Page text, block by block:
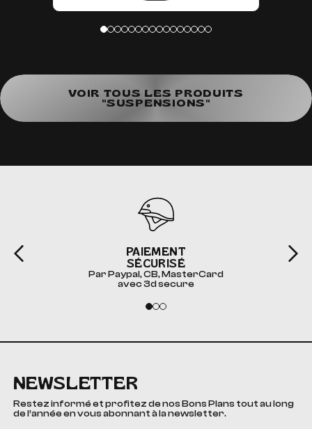
VOIR TOUS LES PRODUITS
"SUSPENSIONS"
PAIEMENT
SÉCURISÉ
Par Paypal, CB, MasterCard
avec 3d secure
NEWSLETTER
Restez informé et profitez de nos Bons Plans tout au long
de l’année en vous abonnant à la newsletter.